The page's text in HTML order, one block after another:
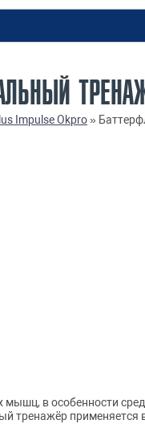
Impulse Okpro»
в особенности
тренажёр применяется